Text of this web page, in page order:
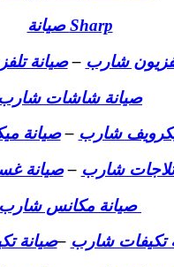
Sharp صيانة
شارب –صيانة
صيانة شاشات شارب
شارب –صيانة
شارب –صيانة
صيانة مكانس شارب
تكيفات شارب –صيانة